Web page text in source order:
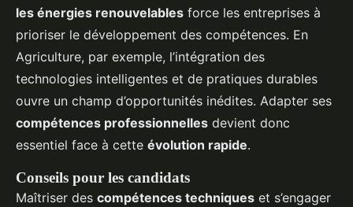
les énergies renouvelables force les entreprises à
prioriser le développement des compétences. En
Agriculture, par exemple, l’intégration des
technologies intelligentes et de pratiques durables
ouvre un champ d’opportunités inédites. Adapter ses
compétences professionnelles devient donc
essentiel face à cette évolution rapide.
Conseils pour les candidats
Maîtriser des compétences techniques et s’engager